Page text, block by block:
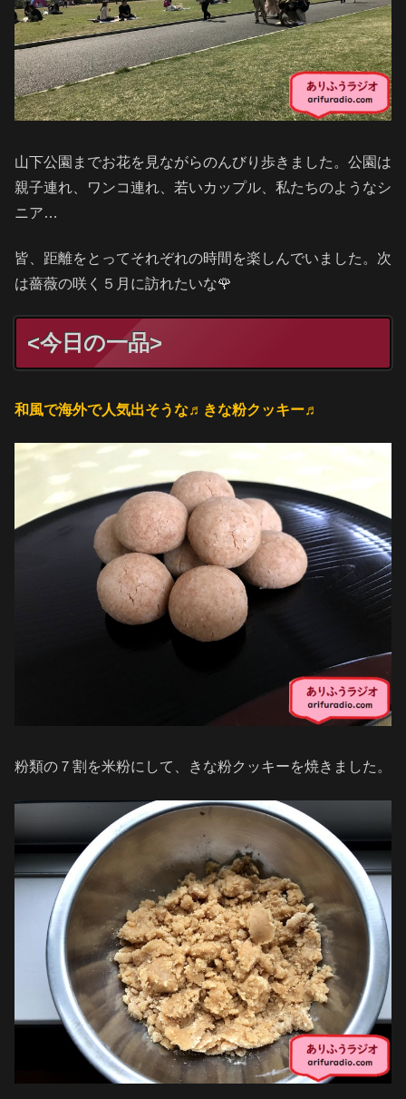
山下公園までお花を見ながらのんびり歩きました。公園は
親子連れ、ワンコ連れ、若いカップル、私たちのようなシ
ニア…
皆、距離をとってそれぞれの時間を楽しんでいました。次
は薔薇の咲く５月に訪れたいな🌹
<今日の一品>
和風で海外で人気出そうな♬きな粉クッキー♬
粉類の７割を米粉にして、きな粉クッキーを焼きました。